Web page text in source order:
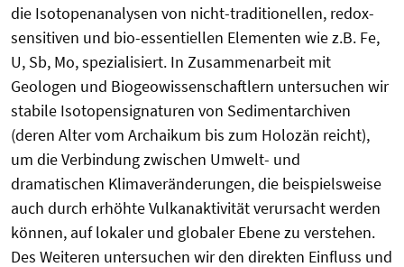
die Isotopenanalysen von nicht-traditionellen, redox-
sensitiven und bio-essentiellen Elementen wie z.B. Fe,
U, Sb, Mo, spezialisiert. In Zusammenarbeit mit
Geologen und Biogeowissenschaftlern untersuchen wir
stabile Isotopensignaturen von Sedimentarchiven
(deren Alter vom Archaikum bis zum Holozän reicht),
um die Verbindung zwischen Umwelt- und
dramatischen Klimaveränderungen, die beispielsweise
auch durch erhöhte Vulkanaktivität verursacht werden
können, auf lokaler und globaler Ebene zu verstehen.
Des Weiteren untersuchen wir den direkten Einfluss und